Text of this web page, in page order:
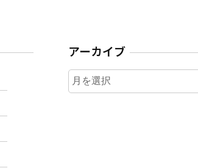
アーカイブ
ア
ー